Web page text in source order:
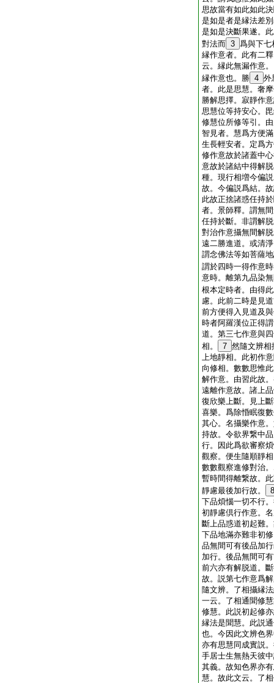
思故當有如此如此
是如是者是縁法差
是如是決斷果遂。
對法而 3 爲與下七
縁作意者。此有二
云。縁此無漏作意
縁作意也。勝 4 外
者。此是思慧。奢
勝解思擇。寂靜作
思慧位等持安心。
修慧位所修等引。
智見者。慧爲方便
生長輕安者。定爲
修作意故於諸蓋中
意故於諸結中得解
種。現行相増今偏
故。今偏説爲結。
此故正捨諸惑任持
者。景師釋。謂無
任持於斷。非謂解
對治作意攝無間解
遠二勝進道。或清
謂念佛法等如菩薩
謂於四時一得作意
意時。離第九品染
根本定時者。由得
慮。此前二時是見
前方便得入見道及
時者阿羅漢位正得
道。第三七作意與
相。
7 然隨文辨相
上地靜相。此初作
向修相。數數思惟
解作意。由習此故
遠離作意故。諸上
復欣樂上斷。見上
喜樂。爲除惛眠復
其心。名攝樂作意
持故。令欲界繋中
行。因此爲欲審察
觀察。便生隨順靜
數數觀察進修對治
暫時間得離繋故。
靜慮最後加行故。
8
下品煩惱一切不行
初靜慮倶行作意。
斷上品惑道初起難
下品地滿亦難非初
品無間可有後品加
加行。後品無間可
前六亦有解脱道。
故。説第七作意爲
隨文辨。了相攝縁
一云。了相通聞修
修慧。此説初起修
縁法是聞慧。此説
也。今因此文辨色
亦有思慧同成實説
手居士生無熱天彼
其義。故知色界亦
慧。故此文云。了